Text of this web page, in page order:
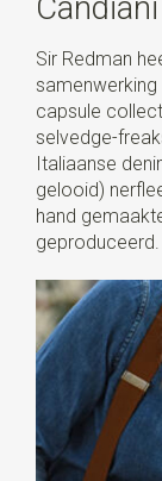
Sir Redman
samenwerking
capsule
selvedge-
Italiaanse
gelooid)
hand
geproduceerd.